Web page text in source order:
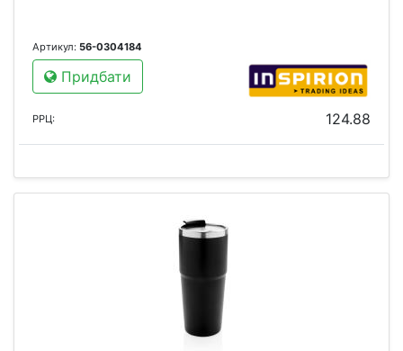
Артикул: 56-0304184
Придбати
РРЦ: 124.88